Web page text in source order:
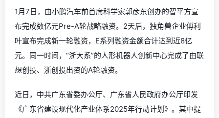
1月7日，由小鹏汽车前首席科学家郭彦东创办的智平方宣
布完成数亿元Pre-A轮战略融资。2天后，独角兽企业傅利
叶宣布完成新一轮融资，E系列融资金额合计达到近8亿
元。同一时间，“浙大系”的人形机器人创新中心完成了由联
想创投、浙创投出资的A轮融资。
近日，中共广东省委办公厅、广东省人民政府办公厅印发
《广东省建设现代化产业体系2025年行动计划》。其中提